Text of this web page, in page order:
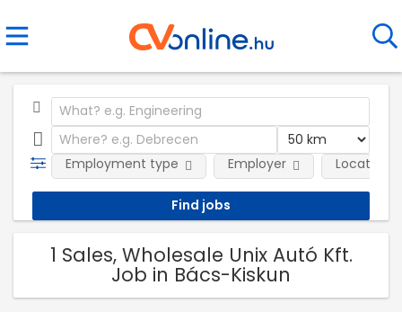
Employment type Employer Location
1 Sales, Wholesale Unix Autó Kft.
Job in Bács-Kiskun